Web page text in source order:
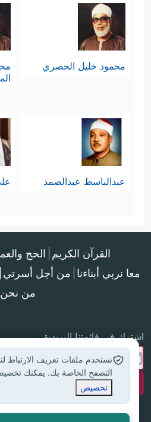
محمود خليل الحصري
عبدالباسط عبدالصمد
القرآن الكريم الحج
معا نربي أبناءنا من أجل أسرتي
من نحن
اشترك في قائمتنا البريدية
نستخدم ملفات تعريف الارتباط
التصفح الخاصة بك. يمكنك
تخصيص